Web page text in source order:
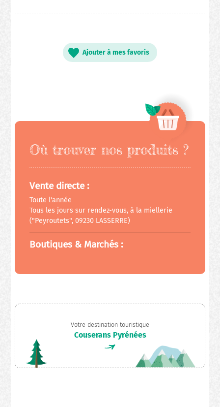
Ajouter à mes favoris
Où trouver nos produits ?
Vente directe :
Toute l'année
Tous les jours sur rendez-vous, à la miellerie
("Peyroutets", 09230 LASSERRE)
Boutiques & Marchés :
Votre destination touristique
Couserans Pyrénées